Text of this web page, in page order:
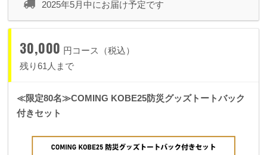
2025年5月中にお届け予定です
30,000 円コース（税込）
残り61人まで
≪限定80名≫COMING KOBE25防災グッズトートバック
付きセット